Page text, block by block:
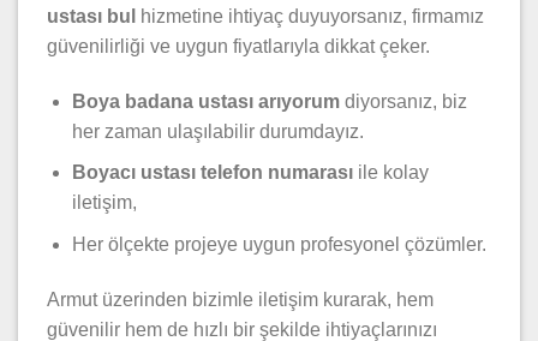
ustası bul
hizmetine ihtiyaç duyuyorsanız, firmamız
güvenilirliği ve uygun fiyatlarıyla dikkat çeker.
Boya badana ustası arıyorumdiyorsanız, biz
her zaman ulaşılabilir durumdayız.
Boyacı ustası telefon numarasıile kolay
iletişim,
Her ölçekte projeye uygun profesyonel çözümler.
Armut üzerinden bizimle iletişim kurarak, hem
güvenilir hem de hızlı bir şekilde ihtiyaçlarınızı